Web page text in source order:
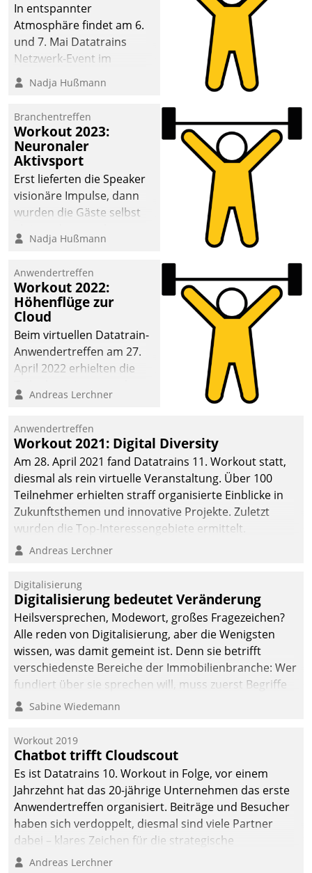
In entspannter
Atmosphäre findet am 6.
und 7. Mai Datatrains
Netzwerk-Event im
Kunden- und Partnerkreis
statt. Zentrale Frage: Wie
Mammutprojekte
meistern und Workloads
wuppen – bei zunehmend
anspruchsvollen
Aufgaben und
abnehmendem
Nadja Hußmann
Branchentreffen
Workout 2023:
Neuronaler
Aktivsport
Erst lieferten die Speaker
visionäre Impulse, dann
wurden die Gäste selbst
methodisch
Quartier. Dazwischen
zeigte Datatrain, was es
Neues zu bieten hat.
Nadja Hußmann
Anwendertreffen
Workout 2022:
Höhenflüge zur
Cloud
Beim virtuellen Datatrain-
Anwendertreffen am 27.
April 2022 erhielten die
Teilnehmer kurzweilige
Cloud-Strategien und -
Lösungen mit hohem
Zukunftspotenzial.
Andreas Lerchner
Anwendertreffen
Workout 2021: Digital Diversity
Am 28. April 2021 fand Datatrains 11. Workout statt,
diesmal als rein virtuelle Veranstaltung. Über 100
Teilnehmer erhielten straff organisierte Einblicke in
Zukunftsthemen und innovative Projekte. Zuletzt
wurden die Top-Interessengebiete ermittelt.
Andreas Lerchner
Digitalisierung
Digitalisierung bedeutet Veränderung
Heilsversprechen, Modewort, großes Fragezeichen?
Alle reden von Digitalisierung, aber die Wenigsten
wissen, was damit gemeint ist. Denn sie betrifft
verschiedenste Bereiche der Immobilienbranche: Wer
fundiert über sie sprechen will, muss zuerst Begriffe
klären. Ein Aspekt ist die betriebliche Optimierung:
Einsparungen durch optimierte und automatisierte
Prozesse. Doch man darf nicht zu viel erwarten: Allein
mit der Einführung einer neuen Software ist es nicht
getan. Die Digitalisierung erfordert von Unternehmen
die Bereitschaft, sich zu überprüfen, zu hinterfragen
und zu verändern.
Sabine Wiedemann
Workout 2019
Chatbot trifft Cloudscout
Es ist Datatrains 10. Workout in Folge, vor einem
Jahrzehnt hat das 20-jährige Unternehmen das erste
Anwendertreffen organisiert. Beiträge und Besucher
haben sich verdoppelt, diesmal sind viele Partner
dabei – klares Zeichen für die strategische
Fokussierung auf den Kunden.
Andreas Lerchner